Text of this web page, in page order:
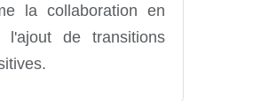
la collaboration en
de transitions